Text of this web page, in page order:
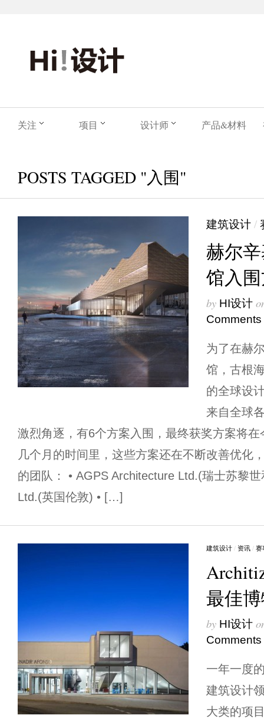
关注 项目 设计师 产品&材料
POSTS TAGGED "入围"
建筑设计 /
赫尔
馆入
by HI设计
Comments
为了在赫
馆，古根
的全球设
来自全球
激烈角逐，有6个方案入围，最终获奖方案将
几个月的时间里，这些方案还在不断改善优化
的团队： • AGPS Architecture Ltd.(瑞士苏黎
Ltd.(英国伦敦) • […]
建筑设计 / 资讯 / 赛
最佳
by HI设计
Comments
一年一度
建筑设计
大类的项